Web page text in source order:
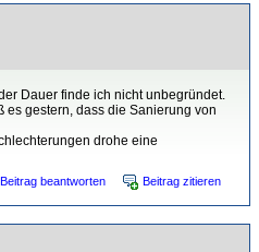
Dauer finde ich nicht unbegründet.
es gestern, dass die Sanierung von
drohe eine
Beitrag beantworten Beitrag zitieren